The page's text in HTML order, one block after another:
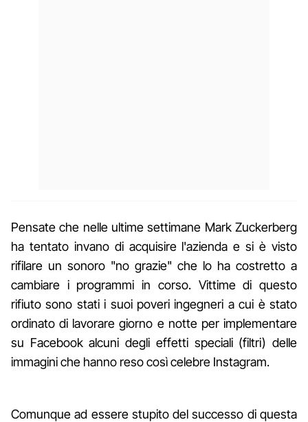
Pensate che nelle ultime settimane Mark Zuckerberg
ha tentato invano di acquisire l'azienda e si è visto
rifilare un sonoro "no grazie" che lo ha costretto a
cambiare i programmi in corso. Vittime di questo
rifiuto sono stati i suoi poveri ingegneri a cui è stato
ordinato di lavorare giorno e notte per implementare
su Facebook alcuni degli effetti speciali (filtri) delle
immagini che hanno reso così celebre Instagram.
Comunque ad essere stupito del successo di questa